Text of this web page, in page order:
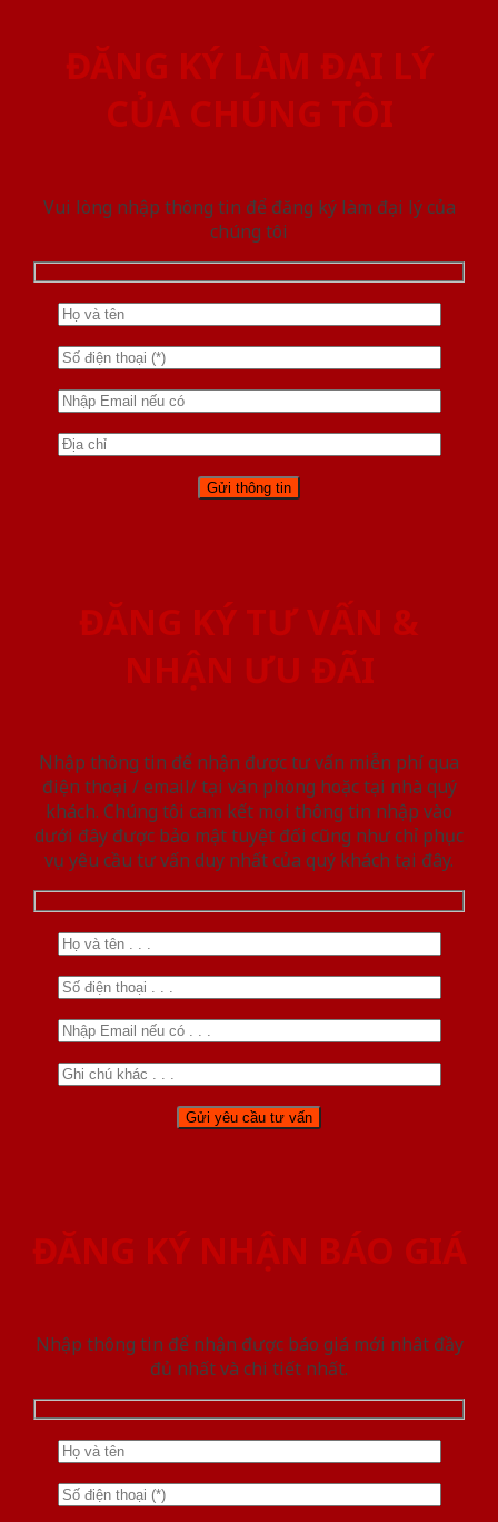
ĐĂNG KÝ LÀM ĐẠI LÝ
CỦA CHÚNG TÔI
Vui lòng nhập thông tin để đăng ký làm đại lý của
chúng tôi
ĐĂNG KÝ TƯ VẤN &
NHẬN ƯU ĐÃI
Nhập thông tin để nhận được tư vấn miễn phí qua
điện thoại / email/ tại văn phòng hoặc tại nhà quý
khách. Chúng tôi cam kết mọi thông tin nhập vào
dưới đây được bảo mật tuyệt đối cũng như chỉ phục
vụ yêu cầu tư vấn duy nhất của quý khách tại đây.
ĐĂNG KÝ NHẬN BÁO GIÁ
Nhập thông tin để nhận được báo giá mới nhât đầy
đủ nhất và chi tiết nhất.